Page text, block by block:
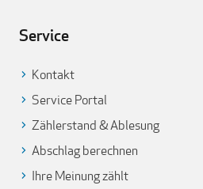
Service
Kontakt
Service Portal
Zählerstand & Ablesung
Abschlag berechnen
Ihre Meinung zählt